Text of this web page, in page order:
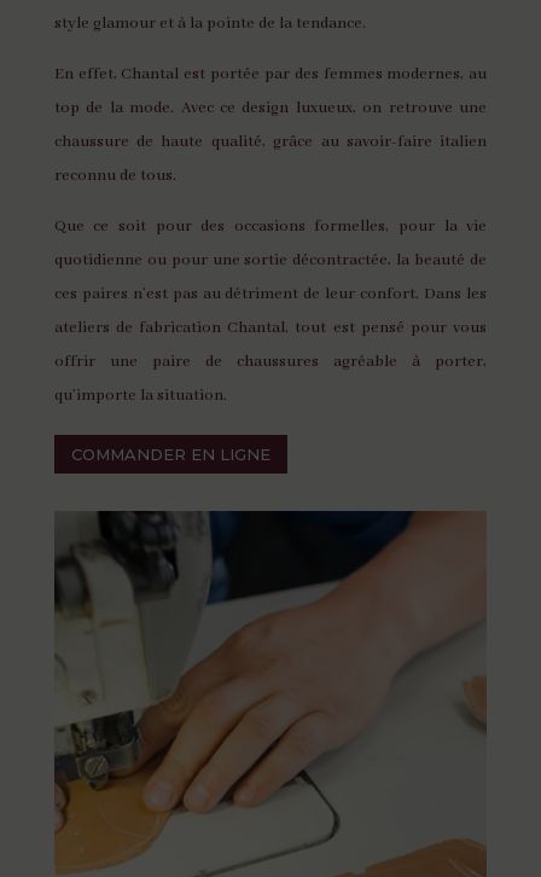
style glamour et à la pointe de la tendance.
En effet, Chantal est portée par des femmes modernes, au
top de la mode. Avec ce design luxueux, on retrouve une
chaussure de haute qualité, grâce au savoir-faire italien
reconnu de tous.
Que ce soit pour des occasions formelles, pour la vie
quotidienne ou pour une sortie décontractée, la beauté de
ces paires n’est pas au détriment de leur confort. Dans les
ateliers de fabrication Chantal, tout est pensé pour vous
offrir une paire de chaussures agréable à porter,
qu’importe la situation.
COMMANDER EN LIGNE